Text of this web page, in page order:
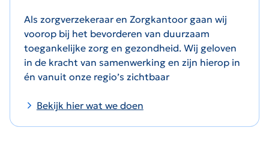
Als zorgverzekeraar en Zorgkantoor gaan wij
voorop bij het bevorderen van duurzaam
toegankelijke zorg en gezondheid. Wij geloven
in de kracht van samenwerking en zijn hierop in
én vanuit onze regio’s zichtbaar
Bekijk hier wat we doen